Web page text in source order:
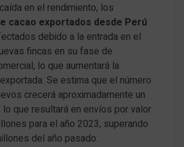
en el rendimiento, los
cacao exportados desde Perú
debido a la entrada en el
fincas en su fase de
lo que aumentará la
Se estima que el número
crecerá aproximadamente un
lo que resultará en envíos por valor
para el año 2023, superando
del año pasado.